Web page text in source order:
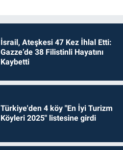
İsrail, Ateşkesi 47 Kez İhlal Etti:
Gazze’de 38 Filistinli Hayatını
Kaybetti
Türkiye'den 4 köy "En İyi Turizm
Köyleri 2025" listesine girdi